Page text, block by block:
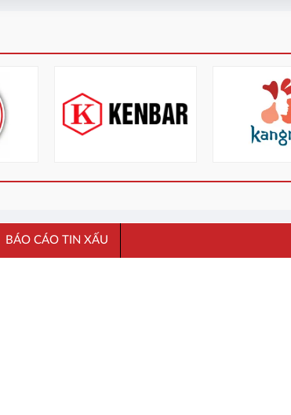
BÁO CÁO TIN XẤU